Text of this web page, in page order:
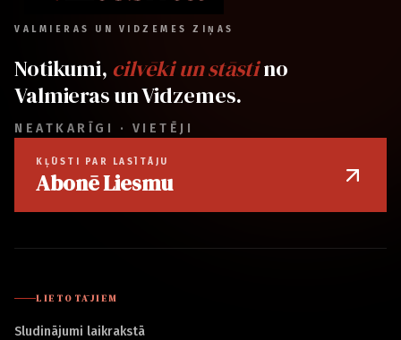
VALMIERAS UN VIDZEMES ZIŅAS
Notikumi, cilvēki un stāstino
Valmieras un Vidzemes.
NEATKARĪGI · VIETĒJI
KĻŪSTI PAR LASĪTĀJU
Abonē Liesmu
LIETOTĀJIEM
Sludinājumi laikrakstā